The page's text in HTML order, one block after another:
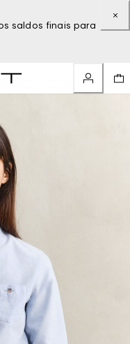
saldos finais para